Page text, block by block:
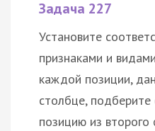
Задача 227
Установите
признаками и
каждой позиции,
столбце,
позицию из второго